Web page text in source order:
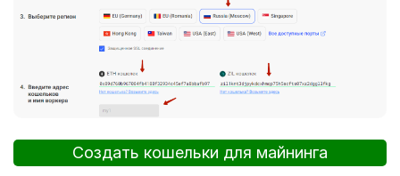
Создать кошельки для майнинга